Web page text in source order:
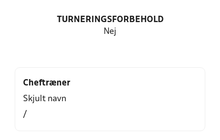
TURNERINGSFORBEHOLD
Nej
Cheftræner
Skjult navn
/